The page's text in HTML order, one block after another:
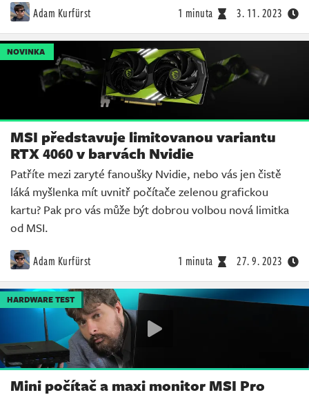
Adam Kurfürst 1 minuta 3. 11. 2023
NOVINKA
MSI představuje limitovanou variantu
RTX 4060 v barvách Nvidie
Patříte mezi zaryté fanoušky Nvidie, nebo vás jen čistě
láká myšlenka mít uvnitř počítače zelenou grafickou
kartu? Pak pro vás může být dobrou volbou nová limitka
od MSI.
Adam Kurfürst 1 minuta 27. 9. 2023
HARDWARE TEST
Mini počítač a maxi monitor MSI Pro